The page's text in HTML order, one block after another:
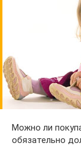
Можно ли
обязательно